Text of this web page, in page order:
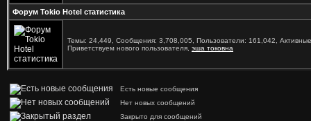
Форум Tokio Hotel статистика
Темы: 24,449, Сообщения: 3,708,005, Пользователи: 161,042,
Приветствуем нового пользователя, эша токовна
Есть новые сообщения
Нет новых сообщений
Закрыто для сообщений